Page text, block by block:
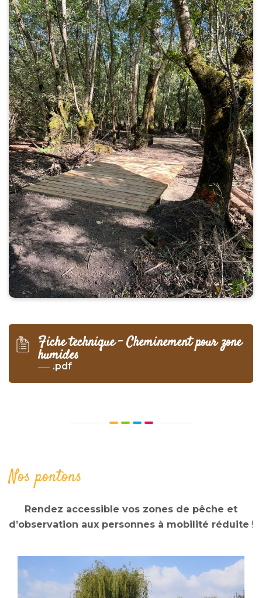
Fiche technique – Cheminement pour zone
humides
.pdf
Nos pontons
Rendez accessible vos zones de pêche et
d’observation aux personnes à mobilité réduite !